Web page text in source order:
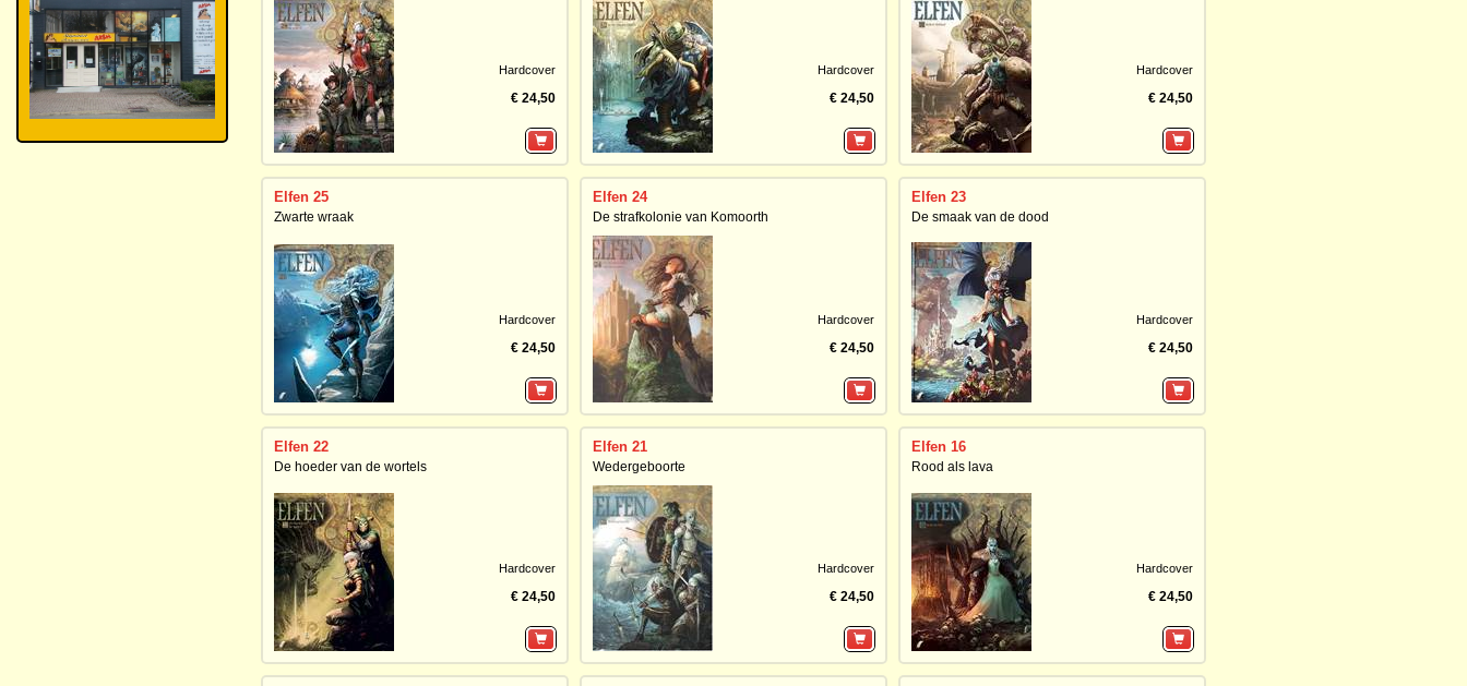
Hardcover
€ 24,50
Hardcover
€ 24,50
Hardcover
€ 24,50
Elfen 25
Zwarte wraak
Hardcover
€ 24,50
Elfen 24
De strafkolonie van Komoorth
Hardcover
€ 24,50
Elfen 23
De smaak van de dood
Hardcover
€ 24,50
Elfen 22
De hoeder van de wortels
Hardcover
€ 24,50
Elfen 21
Wedergeboorte
Hardcover
€ 24,50
Elfen 16
Rood als lava
Hardcover
€ 24,50